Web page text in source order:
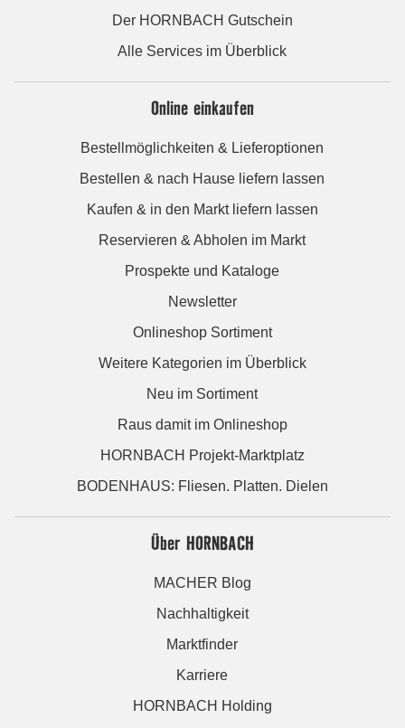
Der HORNBACH Gutschein
Alle Services im Überblick
Online einkaufen
Bestellmöglichkeiten & Lieferoptionen
Bestellen & nach Hause liefern lassen
Kaufen & in den Markt liefern lassen
Reservieren & Abholen im Markt
Prospekte und Kataloge
Newsletter
Onlineshop Sortiment
Weitere Kategorien im Überblick
Neu im Sortiment
Raus damit im Onlineshop
HORNBACH Projekt-Marktplatz
BODENHAUS: Fliesen. Platten. Dielen
Über HORNBACH
MACHER Blog
Nachhaltigkeit
Marktfinder
Karriere
HORNBACH Holding